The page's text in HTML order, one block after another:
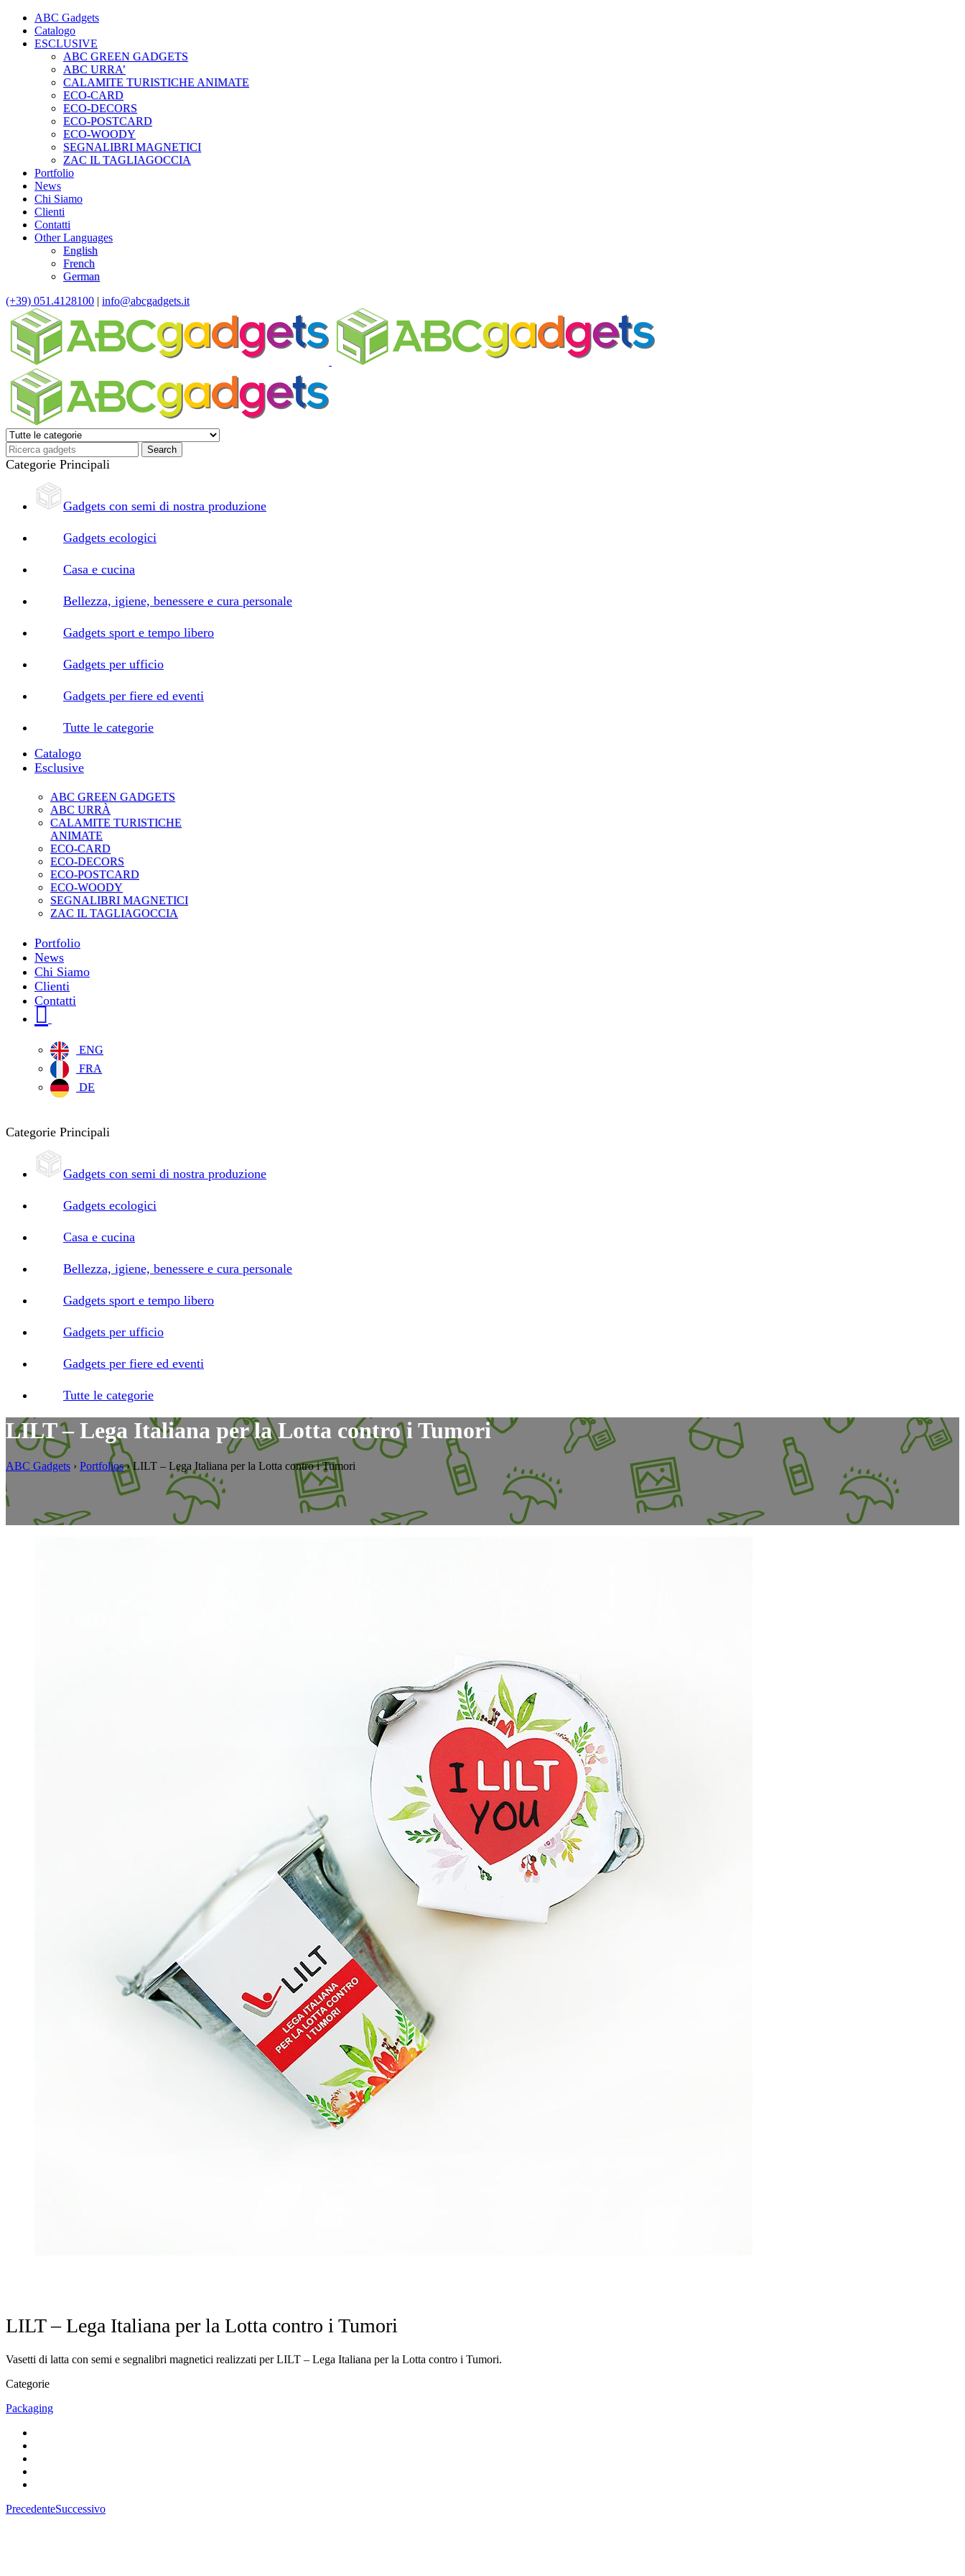
ABC Gadgets
Catalogo
ESCLUSIVE
ABC GREEN GADGETS
ABC URRA’
CALAMITE TURISTICHE ANIMATE
ECO-CARD
ECO-DECORS
ECO-POSTCARD
ECO-WOODY
SEGNALIBRI MAGNETICI
ZAC IL TAGLIAGOCCIA
Portfolio
News
Chi Siamo
Clienti
Contatti
Other Languages
English
French
German
(+39) 051.4128100 | info@abcgadgets.it
Categorie Principali
Gadgets con semi di nostra produzione
Gadgets ecologici
Casa e cucina
Bellezza, igiene, benessere e cura personale
Gadgets sport e tempo libero
Gadgets per ufficio
Gadgets per fiere ed eventi
Tutte le categorie
Catalogo
Esclusive
ABC GREEN GADGETS
ABC URRÀ
CALAMITE TURISTICHE
ANIMATE
ECO-CARD
ECO-DECORS
ECO-POSTCARD
ECO-WOODY
SEGNALIBRI MAGNETICI
ZAC IL TAGLIAGOCCIA
Portfolio
News
Chi Siamo
Clienti
Contatti
ENG
FRA
DE
Categorie Principali
Gadgets con semi di nostra produzione
Gadgets ecologici
Casa e cucina
Bellezza, igiene, benessere e cura personale
Gadgets sport e tempo libero
Gadgets per ufficio
Gadgets per fiere ed eventi
Tutte le categorie
LILT – Lega Italiana per la Lotta contro i Tumori
ABC Gadgets › Portfolios › LILT – Lega Italiana per la Lotta contro i Tumori
LILT – Lega Italiana per la Lotta contro i Tumori
Vasetti di latta con semi e segnalibri magnetici realizzati per LILT – Lega Italiana per la Lotta contro i Tumori.
Categorie
Packaging
PrecedenteSuccessivo